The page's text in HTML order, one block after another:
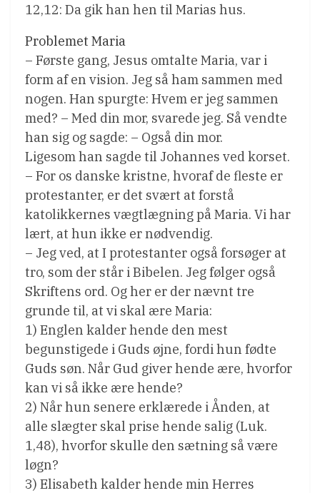
12,12: Da gik han hen til Marias hus.
Problemet Maria
– Første gang, Jesus omtalte Maria, var i
form af en vision. Jeg så ham sammen med
nogen. Han spurgte: Hvem er jeg sammen
med? – Med din mor, svarede jeg. Så vendte
han sig og sagde: – Også din mor.
Ligesom han sagde til Johannes ved korset.
– For os danske kristne, hvoraf de fleste er
protestanter, er det svært at forstå
katolikkernes vægtlægning på Maria. Vi har
lært, at hun ikke er nødvendig.
– Jeg ved, at I protestanter også forsøger at
tro, som der står i Bibelen. Jeg følger også
Skriftens ord. Og her er der nævnt tre
grunde til, at vi skal ære Maria:
1) Englen kalder hende den mest
begunstigede i Guds øjne, fordi hun fødte
Guds søn. Når Gud giver hende ære, hvorfor
kan vi så ikke ære hende?
2) Når hun senere erklærede i Ånden, at
alle slægter skal prise hende salig (Luk.
1,48), hvorfor skulle den sætning så være
løgn?
3) Elisabeth kalder hende min Herres